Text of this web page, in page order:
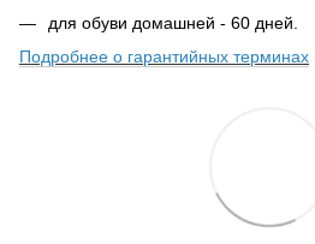
для обуви домашней - 60 дней.
Подробнее о гарантийных терминах